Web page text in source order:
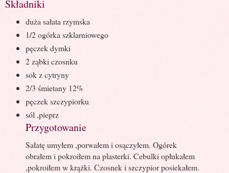
Składniki
duża sałata rzymska
1/2 ogórka szklarniowego
pęczek dymki
2 ząbki czosnku
sok z cytryny
2/3 śmietany 12%
pęczek szczypiorku
sól ,pieprz
Przygotowanie
Sałatę umyłem ,porwałem i osączyłem. Ogórek
obrałem i pokroiłem na plasterki. Cebulki opłukałem
,pokroiłem w krążki. Czosnek i szczypior posiekałem.